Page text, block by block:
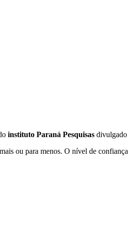
instituto Paraná Pesquisas divulgado
ou para menos. O nível de